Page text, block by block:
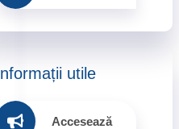
utile​
Accesează